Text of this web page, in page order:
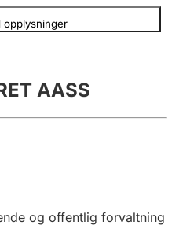
opplysninger
AASS
og offentlig forvaltning